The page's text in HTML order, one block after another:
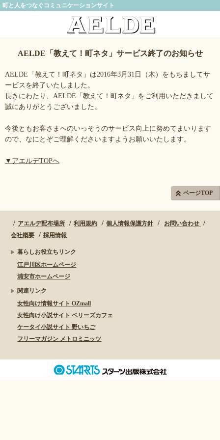
町と人をつなぐコミュニケーションサイト
AELDE「教えて！町ネタ」サービス終了のお知らせ
AELDE「教えて！町ネタ」は2016年3月31日（木）をもちましてサ
ービスを終了いたしました。
長きにわたり、AELDE「教えて！町ネタ」をご利用いただきまして
誠にありがとうございました。
今後ともお客さまへのいっそうのサービス向上に努めてまいります
ので、なにとぞご理解くださいますようお願いいたします。
▼アエルデTOPへ
ページTOP
アエルデ配布場所 利用規約 個人情報保護方針
お問い合わせ
会社概要
採用情報
暮らしお役立ちリンク
江戸川区ホームページ
浦安市ホームページ
関連リンク
女性向け情報サイト OZmall
女性向け小説サイト ベリーズカフェ
ケータイ小説サイト 野いちご
フリーマガジン メトロミニッツ